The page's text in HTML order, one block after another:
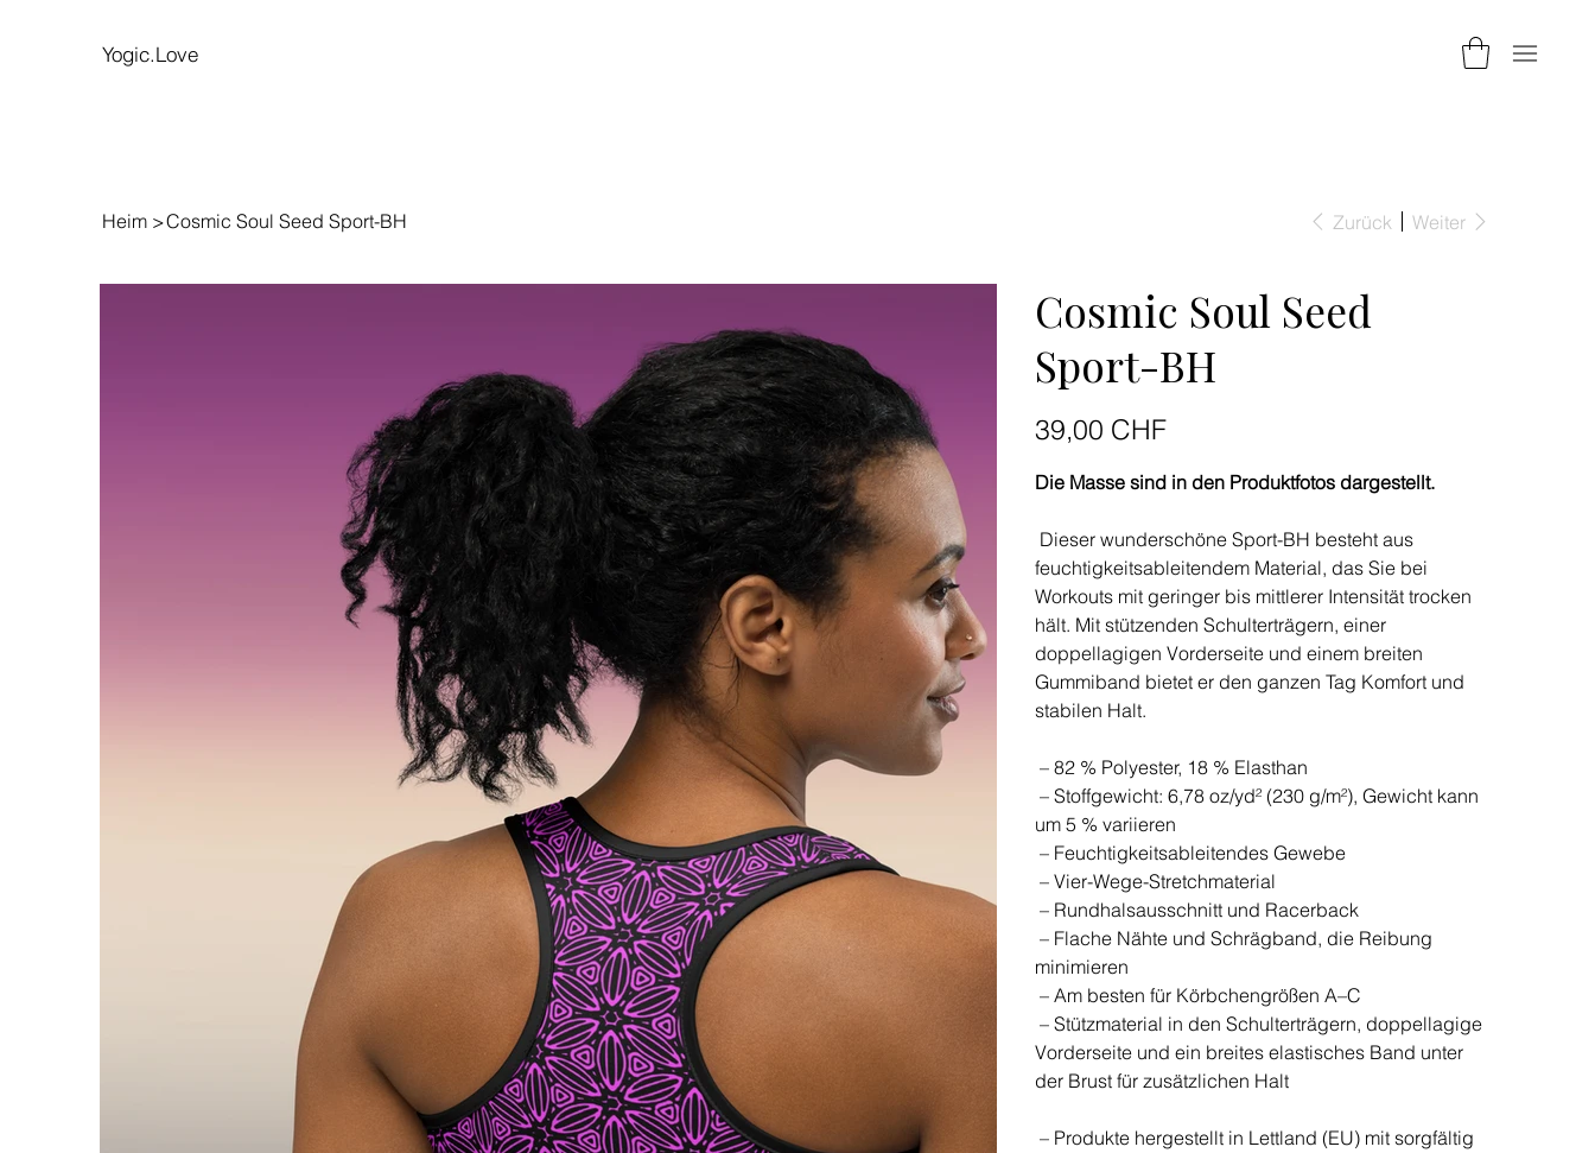
Yogic.Love
Heim >Cosmic Soul Seed Sport-BH Zurück Weiter
Cosmic Soul Seed
Sport-BH
39,00 CHF
Die Masse sind in den Produktfotos dargestellt.
Dieser wunderschöne Sport-BH besteht aus
feuchtigkeitsableitendem Material, das Sie bei
Workouts mit geringer bis mittlerer Intensität trocken
hält. Mit stützenden Schulterträgern, einer
doppellagigen Vorderseite und einem breiten
Gummiband bietet er den ganzen Tag Komfort und
stabilen Halt.
– 82 % Polyester, 18 % Elasthan
– Stoffgewicht: 6,78 oz/yd² (230 g/m²), Gewicht kann
um 5 % variieren
– Feuchtigkeitsableitendes Gewebe
– Vier-Wege-Stretchmaterial
– Rundhalsausschnitt und Racerback
– Flache Nähte und Schrägband, die Reibung
minimieren
– Am besten für Körbchengrößen A–C
– Stützmaterial in den Schulterträgern, doppellagige
Vorderseite und ein breites elastisches Band unter
der Brust für zusätzlichen Halt
– Produkte hergestellt in Lettland (EU) mit sorgfältig